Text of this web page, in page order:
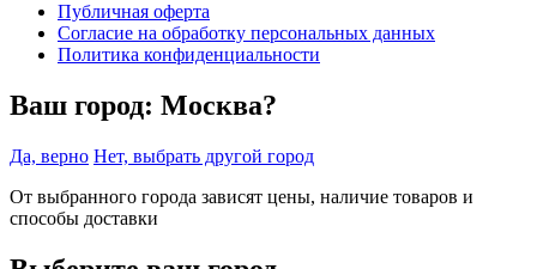
Публичная оферта
Согласие на обработку персональных данных
Политика конфиденциальности
Ваш город: Москва?
Да, верно Нет, выбрать другой город
От выбранного города зависят цены, наличие товаров и
способы доставки